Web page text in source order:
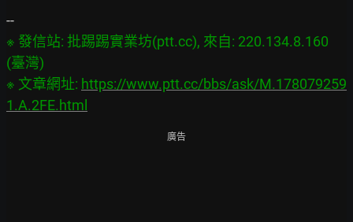
※ 發信站: 批踢踢實業坊(ptt.cc), 來自: 220.134.8.160
(臺灣)
※ 文章網址: https://www.ptt.cc/bbs/ask/M.178079259
1.A.2FE.html
廣告